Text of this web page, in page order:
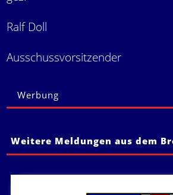
Ralf Doll
Ausschussvorsitzender
Werbung
Weitere Meldungen aus dem